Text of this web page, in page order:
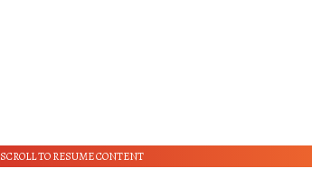
SCROLL TO RESUME CONTENT